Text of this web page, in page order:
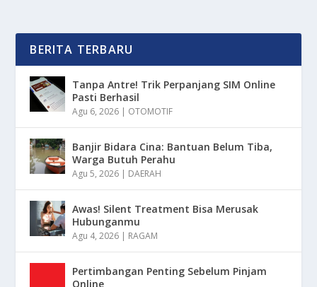
BERITA TERBARU
Tanpa Antre! Trik Perpanjang SIM Online
Pasti Berhasil
Agu 6, 2026 | OTOMOTIF
Banjir Bidara Cina: Bantuan Belum Tiba,
Warga Butuh Perahu
Agu 5, 2026 | DAERAH
Awas! Silent Treatment Bisa Merusak
Hubunganmu
Agu 4, 2026 | RAGAM
Pertimbangan Penting Sebelum Pinjam
Online